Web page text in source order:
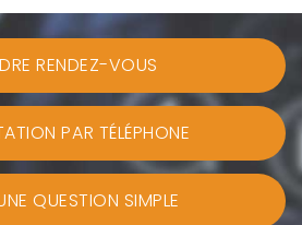
RENDEZ-VOUS
PAR TÉLÉPHONE
QUESTION SIMPLE